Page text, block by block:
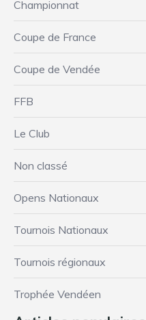
Championnat
Coupe de France
Coupe de Vendée
FFB
Le Club
Non classé
Opens Nationaux
Tournois Nationaux
Tournois régionaux
Trophée Vendéen